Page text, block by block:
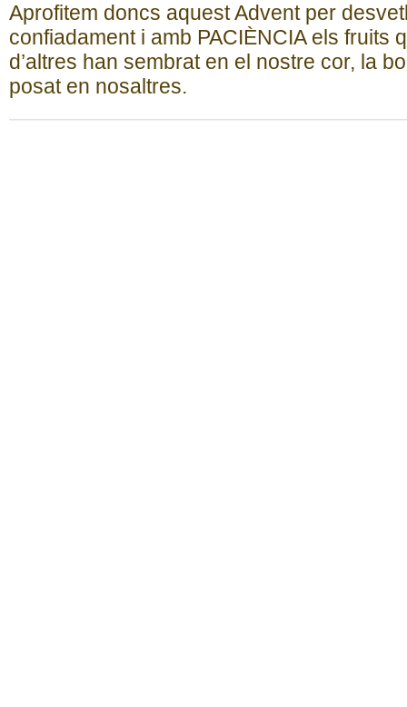
Aprofitem doncs aquest Advent per
confiadament i amb PACIÈNCIA els fruits
d’altres han sembrat en el nostre cor, la
posat en nosaltres.